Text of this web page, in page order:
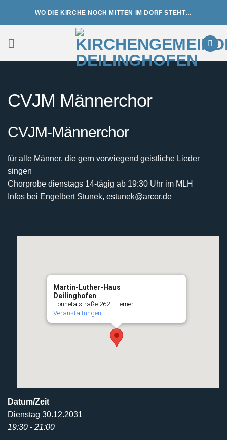
WO DIE KIRCHE NOCH MITTEN IM DORF STEHT…
CVJM Männerchor
CVJM-Männerchor
für alle Männer, die gern vorwiegend geistliche Lieder
singen
Chorprobe dienstags 14-tägig ab 19:30 Uhr im MLH
Infos bei Engelbert Stunek, estunek@arcor.de
Martin-Luther-Haus
Deilinghofen
Hönnetalstraße 262 - Hemer
Veranstaltungen
Datum/Zeit
Dienstag 30.12.2031
19:30 - 21:00